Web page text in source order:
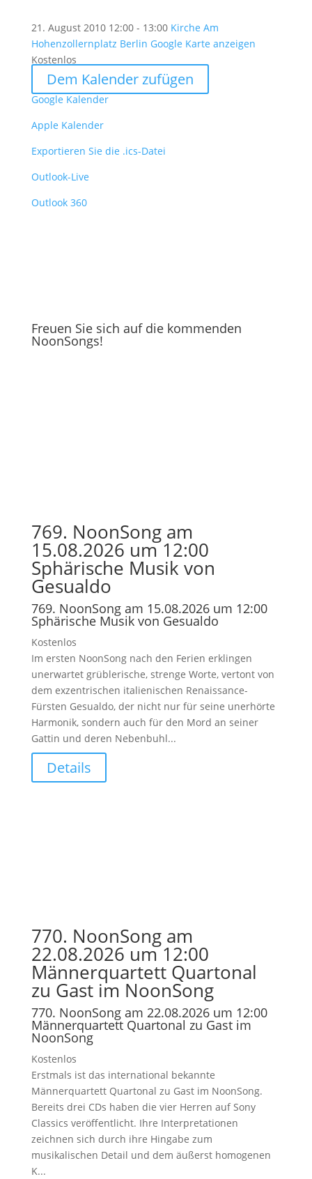
21. August 2010 12:00 - 13:00 Kirche Am
Hohenzollernplatz Berlin Google Karte anzeigen
Kostenlos
Dem Kalender zufügen
Google Kalender
Apple Kalender
Exportieren Sie die .ics-Datei
Outlook-Live
Outlook 360
Freuen Sie sich auf die kommenden
NoonSongs!
769. NoonSong am
15.08.2026 um 12:00
Sphärische Musik von
Gesualdo
769. NoonSong am 15.08.2026 um 12:00
Sphärische Musik von Gesualdo
Kostenlos
Im ersten NoonSong nach den Ferien erklingen
unerwartet grüblerische, strenge Worte, vertont von
dem exzentrischen italienischen Renaissance-
Fürsten Gesualdo, der nicht nur für seine unerhörte
Harmonik, sondern auch für den Mord an seiner
Gattin und deren Nebenbuhl...
Details
770. NoonSong am
22.08.2026 um 12:00
Männerquartett Quartonal
zu Gast im NoonSong
770. NoonSong am 22.08.2026 um 12:00
Männerquartett Quartonal zu Gast im
NoonSong
Kostenlos
Erstmals ist das international bekannte
Männerquartett Quartonal zu Gast im NoonSong.
Bereits drei CDs haben die vier Herren auf Sony
Classics veröffentlicht. Ihre Interpretationen
zeichnen sich durch ihre Hingabe zum
musikalischen Detail und dem äußerst homogenen
K...